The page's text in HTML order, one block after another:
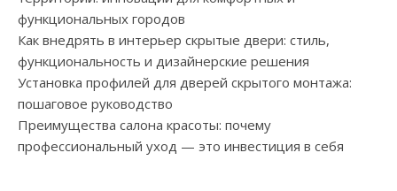
функциональных городов
Как внедрять в интерьер скрытые двери: стиль,
функциональность и дизайнерские решения
Установка профилей для дверей скрытого монтажа:
пошаговое руководство
Преимущества салона красоты: почему
профессиональный уход — это инвестиция в себя